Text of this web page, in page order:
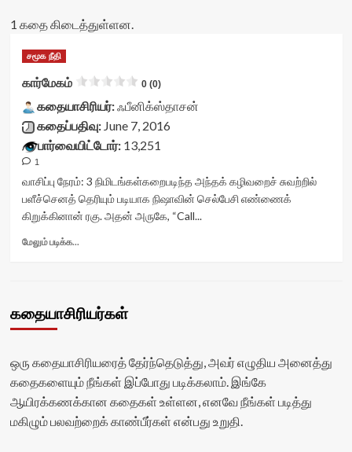
1 கதை கிடைத்துள்ளன.
சமூக நீதி
கார்மேகம் 0 (0)
கதையாசிரியர்:ஃபீனிக்ஸ்தாசன்
கதைப்பதிவு:June 7, 2016
பார்வையிட்டோர்:13,251
1
வாசிப்பு நேரம்: 3 நிமிடங்கள்கறைபடிந்த அந்தக் கழிவறைச் சுவற்றில்
பளீச்செனத் தெரியும் படியாக நிஷாவின் செல்பேசி எண்ணைக்
கிறுக்கினான் ரகு. அதன் அருகே, “Call...
மேலும் படிக்க...
vv-
container">
<div
class='yasr-
stars-
title
கதையாசிரியர்கள்
ஒரு கதையாசிரியரைத் தேர்ந்தெடுத்து, அவர் எழுதிய அனைத்து
கதைகளையும் நீங்கள் இப்போது படிக்கலாம். இங்கே
ஆயிரக்கணக்கான கதைகள் உள்ளன, எனவே நீங்கள் படித்து
மகிழும் பலவற்றைக் காண்பீர்கள் என்பது உறுதி.